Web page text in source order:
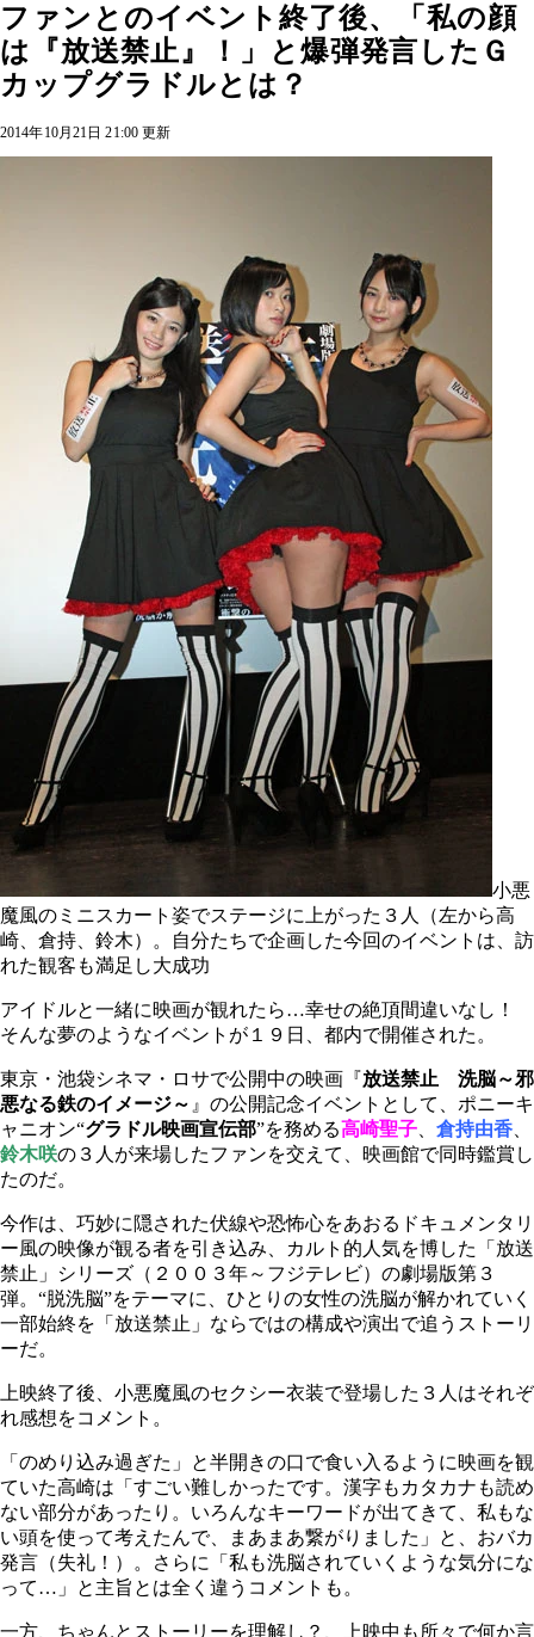
ファンとのイベント終了後、「私の顔
は『放送禁止』！」と爆弾発言したＧ
カップグラドルとは？
2014年10月21日 21:00 更新
小悪
魔風のミニスカート姿でステージに上がった３人（左から高
崎、倉持、鈴木）。自分たちで企画した今回のイベントは、訪
れた観客も満足し大成功
アイドルと一緒に映画が観れたら…幸せの絶頂間違いなし！
そんな夢のようなイベントが１９日、都内で開催された。
東京・池袋シネマ・ロサで公開中の映画『放送禁止 洗脳～邪
悪なる鉄のイメージ～ 』の公開記念イベントとして、ポニーキ
ャニオン“グラドル映画宣伝部”を務める高崎聖子 倉持由香
鈴木咲の３人が来場したファンを交えて、映画館で同時鑑賞し
たのだ。
今作は、巧妙に隠された伏線や恐怖心をあおるドキュメンタリ
ー風の映像が観る者を引き込み、カルト的人気を博した「放送
禁止」シリーズ（２００３年～フジテレビ）の劇場版第３
弾。“脱洗脳”をテーマに、ひとりの女性の洗脳が解かれていく
一部始終を「放送禁止」ならではの構成や演出で追うストーリ
ーだ。
上映終了後、小悪魔風のセクシー衣装で登場した３人はそれぞ
れ感想をコメント。
「のめり込み過ぎた」と半開きの口で食い入るように映画を観
ていた高崎は「すごい難しかったです。漢字もカタカナも読め
ない部分があったり。いろんなキーワードが出てきて、私もな
い頭を使って考えたんで、まあまあ繋がりました」と、おバカ
発言（失礼！）。さらに「私も洗脳されていくような気分にな
って…」と主旨とは全く違うコメントも。
一方、ちゃんとストーリーを理解し？、上映中も所々で何か言